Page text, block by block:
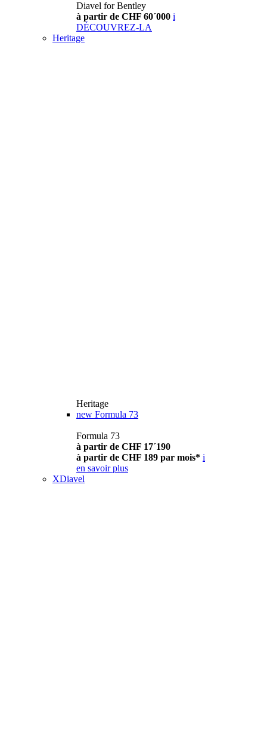
Diavel for Bentley
à partir de CHF 60´000 i
DÉCOUVREZ-LA
Heritage
Heritage
new Formula 73
Formula 73
à partir de CHF 17´190
à partir de CHF 189 par mois* i
en savoir plus
XDiavel